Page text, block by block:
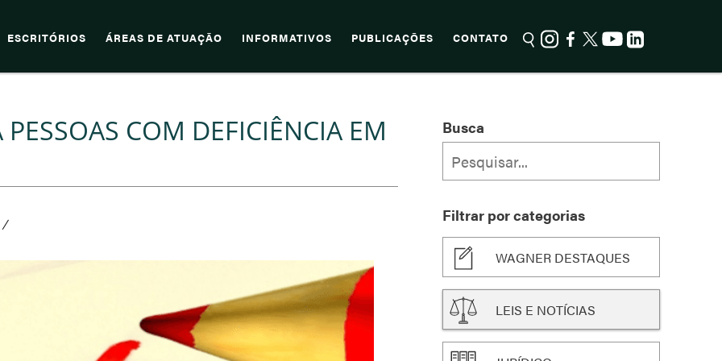
ESCRITÓRIOS ÁREAS DE ATUAÇÃO INFORMATIVOS PUBLICAÇÕES CONTATO
PESSOAS COM DEFICIÊNCIA EM
/
Busca
Filtrar por categorias
WAGNER DESTAQUES
LEIS E NOTÍCIAS